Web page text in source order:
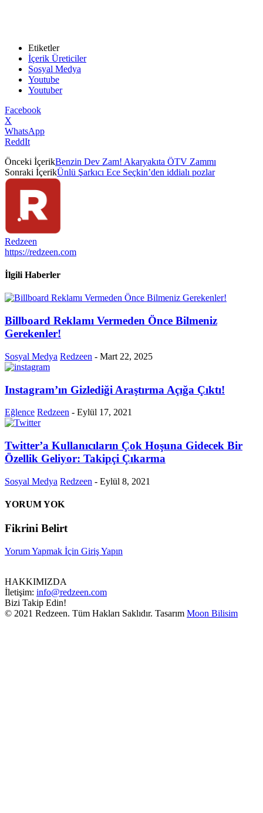
Etiketler
İçerik Üreticiler
Sosyal Medya
Youtube
Youtuber
Facebook
X
WhatsApp
ReddIt
Önceki İçerikBenzin Dev Zam! Akaryakıta ÖTV Zammı
Sonraki İçerikÜnlü Şarkıcı Ece Seçkin’den iddialı pozlar
Redzeen
https://redzeen.com
İlgili Haberler
Billboard Reklamı Vermeden Önce Bilmeniz
Gerekenler!
Sosyal Medya Redzeen - Mart 22, 2025
Instagram’ın Gizlediği Araştırma Açığa Çıktı!
Eğlence Redzeen - Eylül 17, 2021
Twitter’a Kullanıcıların Çok Hoşuna Gidecek Bir
Özellik Geliyor: Takipçi Çıkarma
Sosyal Medya Redzeen - Eylül 8, 2021
YORUM YOK
Fikrini Belirt
Yorum Yapmak İçin Giriş Yapın
HAKKIMIZDA
İletişim: info@redzeen.com
Bizi Takip Edin!
© 2021 Redzeen. Tüm Hakları Saklıdır. Tasarım Moon Bilisim